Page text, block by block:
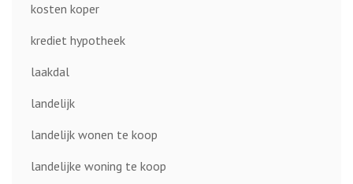
kosten koper
krediet hypotheek
laakdal
landelijk
landelijk wonen te koop
landelijke woning te koop